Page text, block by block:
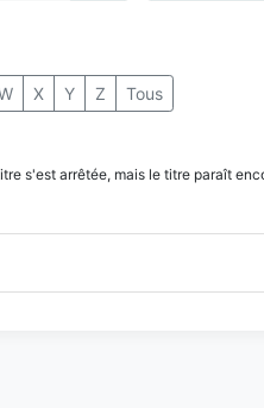
X Y Z Tous
s'est arrêtée, mais le titre paraît